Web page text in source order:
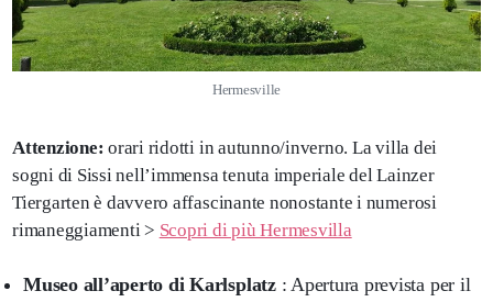
Hermesville
Attenzione: orari ridotti in autunno/inverno. La villa dei
sogni di Sissi nell’immensa tenuta imperiale del Lainzer
Tiergarten è davvero affascinante nonostante i numerosi
rimaneggiamenti > Scopri di più Hermesvilla
Museo all’aperto di Karlsplatz: Apertura prevista per il